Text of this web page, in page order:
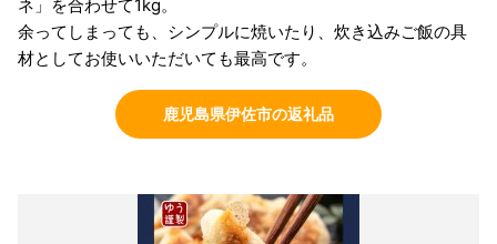
ネ」を合わせて1kg。
余ってしまっても、シンプルに焼いたり、炊き込みご飯の具
材としてお使いいただいても最高です。
鹿児島県伊佐市の返礼品